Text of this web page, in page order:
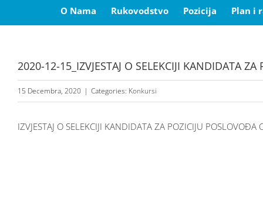
O Nama
Rukovodstvo Pozicija Plan i
2020-12-15_IZVJESTAJ O SELEKCIJI KANDIDATA
15 Decembra, 2020 | Categories: Konkursi
IZVJESTAJ O SELEKCIJI KANDIDATA ZA POZICIJU POSLOVOĐA